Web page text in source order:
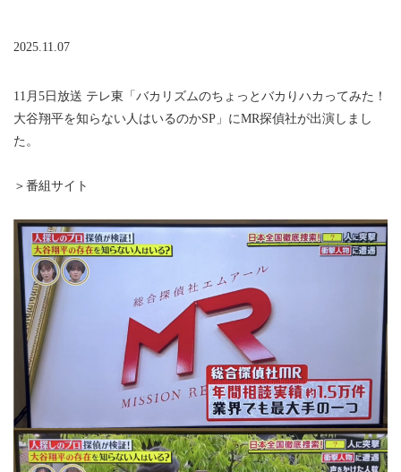
2025.11.07
11月5日放送 テレ東「バカリズムのちょっとバカりハカってみた！
大谷翔平を知らない人はいるのかSP」にMR探偵社が出演しまし
た。
＞番組サイト